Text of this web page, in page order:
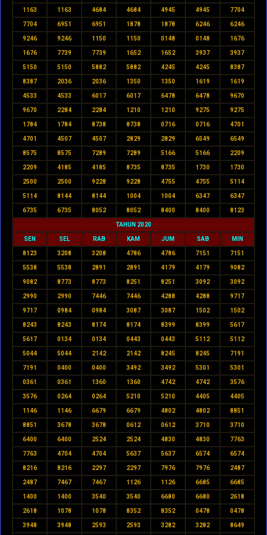
1163 1163 4684 4684 4945 4945 7704
7704 6951 6951 1878 1878 6246 6246
9246 9246 1150 1150 0148 0148 1676
1676 7739 7739 1652 1652 3937 3937
5150 5150 5882 5882 4245 4245 8387
8387 2036 2036 1350 1350 1619 1619
4533 4533 6017 6017 6478 6478 9670
9670 2284 2284 1210 1210 9275 9275
1784 1784 8738 8738 0716 0716 4701
4701 4507 4507 2829 2829 6549 6549
8575 8575 7289 7289 5166 5166 2209
2209 4185 4185 8735 8735 1730 1730
2500 2500 9228 9228 4755 4755 5114
5114 8144 8144 1004 1004 6347 6347
6735 6735 8052 8052 8400 8400 8123
TAHUN 2020
SEN SEL RAB KAM JUM SAB MIN
8123 3208 3208 4786 4786 7151 7151
5538 5538 2891 2891 4179 4179 9082
9082 8773 8773 8251 8251 3092 3092
2990 2990 7446 7446 4288 4288 9717
9717 0984 0984 3087 3087 1502 1502
8243 8243 8174 8174 8399 8399 5617
5617 0134 0134 0443 0443 5112 5112
5044 5044 2142 2142 8245 8245 7191
7191 0400 0400 3492 3492 5301 5301
0361 0361 1360 1360 4742 4742 3576
3576 0264 0264 5210 5210 4405 4405
1146 1146 6679 6679 4802 4802 8851
8851 3678 3678 0612 0612 3710 3710
6400 6400 2524 2524 4830 4830 7763
7763 4704 4704 5637 5637 6574 6574
8216 8216 2297 2297 7976 7976 2487
2487 7467 7467 1126 1126 6685 6685
1400 1400 3540 3540 6680 6680 2618
2618 1078 1078 8352 8352 0478 0478
3948 3948 2593 2593 3282 3282 8649